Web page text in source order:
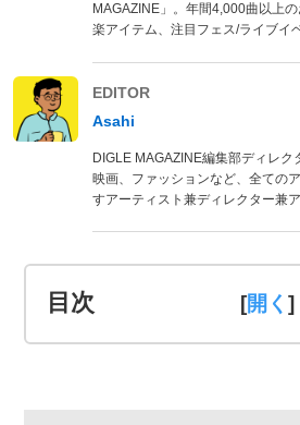
MAGAZINE」。年間4,000曲以上
楽アイテム、注目フェス/ライブイ
EDITOR
Asahi
DIGLE MAGAZINE編集部ディレク
映画、ファッションなど、全ての
すアーティスト兼ディレクター兼
目次 [ ]